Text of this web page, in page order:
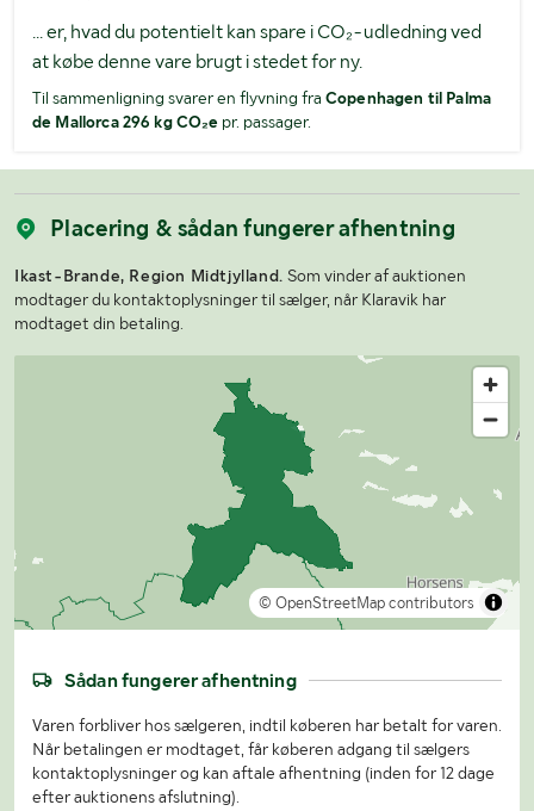
... er, hvad du potentielt kan spare i CO₂-udledning ved
at købe denne vare brugt i stedet for ny.
Til sammenligning svarer en flyvning fra Copenhagen til Palma
de Mallorca 296 kg CO₂e pr. passager.
Placering & sådan fungerer afhentning
Ikast-Brande, Region Midtjylland. Som vinder af auktionen
modtager du kontaktoplysninger til sælger, når Klaravik har
modtaget din betaling.
© OpenStreetMap contributors
Sådan fungerer afhentning
Varen forbliver hos sælgeren, indtil køberen har betalt for varen.
Når betalingen er modtaget, får køberen adgang til sælgers
kontaktoplysninger og kan aftale afhentning (inden for 12 dage
efter auktionens afslutning).